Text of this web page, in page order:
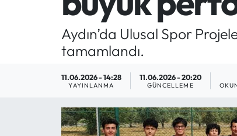
Aydın’da Ulusal Spor
tamamlandı.
11.06.2026 - 14:28
YAYINLANMA
11.06.2026 - 20:20
GÜNCELLEME
EĞİTİM
EKONOMİ
GÜNCEL
GÜNDEM
Süper Lig Puan Durumu ve Fikstür
Tüm Manşetler
Son Dakika Haberleri
Haber Arşivi